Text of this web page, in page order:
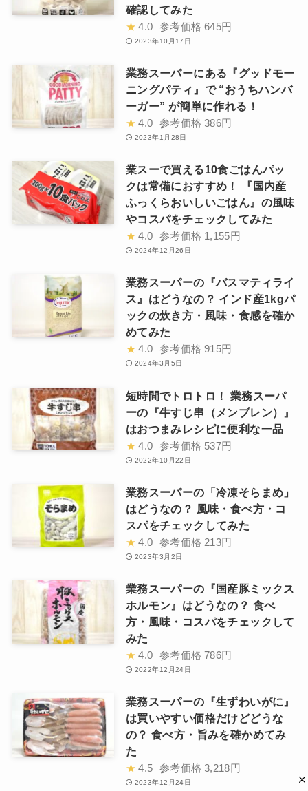
確認してみた
★ 4.0 参考価格 645円
2023年10月17日
業務スーパーにある『グッドモー
ニングパティ』で “おうちハンバ
ーガー” が簡単に作れる！
★ 4.0 参考価格 386円
2023年1月28日
業スーで買える10食ごはんパッ
クは常備におすすめ！ 『国内産
ふっくらおいしいごはん』の風味
やコスパをチェックしてみた
★ 4.0 参考価格 1,155円
2024年12月26日
業務スーパーの『バスマティライ
ス』はどうなの？ インド産1kgパ
ックの炊き方・風味・食感を確か
めてみた
★ 4.0 参考価格 915円
2024年3月5日
短時間でトロトロ！ 業務スーパ
ーの『牛すじ串（メンブレン）』
はおつまみレシピに便利な一品
★ 4.0 参考価格 537円
2022年10月22日
業務スーパーの「冷凍そらまめ」
はどうなの？ 風味・食べ方・コ
スパをチェックしてみた
★ 4.0 参考価格 213円
2023年3月2日
業務スーパーの『国産豚ミックス
ホルモン』はどうなの？ 食べ
方・風味・コスパをチェックして
みた
★ 4.0 参考価格 786円
2022年12月24日
業務スーパーの『生ずわいがに』
は買いやすい価格だけどどうな
の？ 食べ方・旨みを確かめてみ
た
★ 4.5 参考価格 3,218円
2023年12月24日